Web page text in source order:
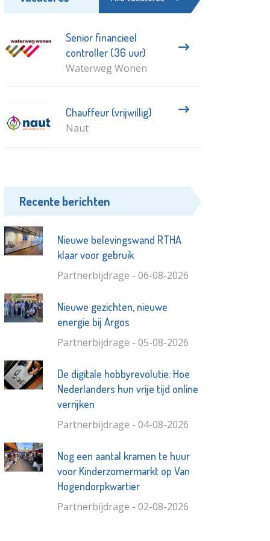
Senior financieel
controller (36 uur)
Waterweg Wonen
Chauffeur (vrijwillig)
Naut
Recente berichten
Nieuwe belevingswand RTHA
klaar voor gebruik
Partnerbijdrage - 06-08-2026
Nieuwe gezichten, nieuwe
energie bij Argos
Partnerbijdrage - 05-08-2026
De digitale hobbyrevolutie: Hoe
Nederlanders hun vrije tijd online
verrijken
Partnerbijdrage - 04-08-2026
Nog een aantal kramen te huur
voor Kinderzomermarkt op Van
Hogendorpkwartier
Partnerbijdrage - 02-08-2026